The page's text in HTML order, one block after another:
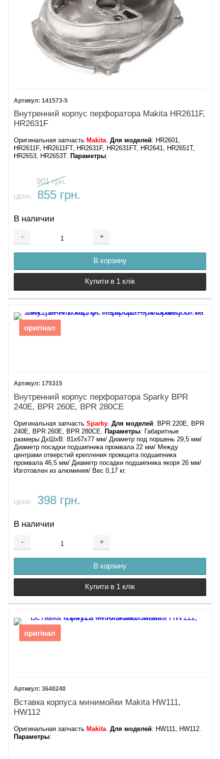
141573-5
Внутренний корпус перфоратора Makita HR2611F,
HR2631F
Оригинальная запчасть Makita.Для моделей: HR2601,
HR2611F, HR2611FT, HR2631F, HR2631FT, HR2641, HR2651T,
HR2653, HR2653T. Параметры:
901 грн.
ЦЕНА: 855 грн.
В наличии
- +
В корзину
Купити в 1 клік
оригінал
175315
Внутренний корпус перфоратора Sparky BPR
240E, BPR 260E, BPR 280CE
Оригинальная запчастьSparky .Для моделей: BPR 220E, BPR
240E, BPR 260E, BPR 280СE.
Параметры: Габаритные
размеры ДхШхВ: 81х67х77 мм/ Диаметр под поршень 29,5 мм/
Диаметр посадки подшипника промвала 22 мм/ Между
центрами отверстий крепления промщита подшипника
промвала 46,5 мм/ Диаметр посадки подшипника якоря 26 мм/
Изготовлен из алюминия/ Вес 0,17 кг.
ЦЕНА: 398 грн.
В наличии
- +
В корзину
Купити в 1 клік
оригінал
3640240
Вставка корпуса минимойки Makita HW111,
HW112
Оригинальная запчасть Makita .Для моделей: HW111, HW112.
Параметры: